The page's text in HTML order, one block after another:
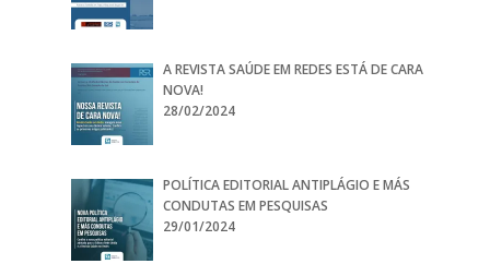
A REVISTA SAÚDE EM REDES ESTÁ DE CARA
NOVA!
28/02/2024
POLÍTICA EDITORIAL ANTIPLÁGIO E MÁS
CONDUTAS EM PESQUISAS
29/01/2024